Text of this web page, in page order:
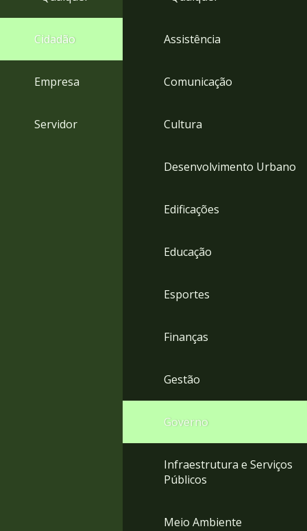
rodapé
Cidadão
Empresa
Servidor
Assistência
Comunicação
Cultura
Desenvolvimento Urbano
Edificações
Educação
Esportes
Finanças
Gestão
Governo
Infraestrutura e Serviços
Públicos
Meio Ambiente